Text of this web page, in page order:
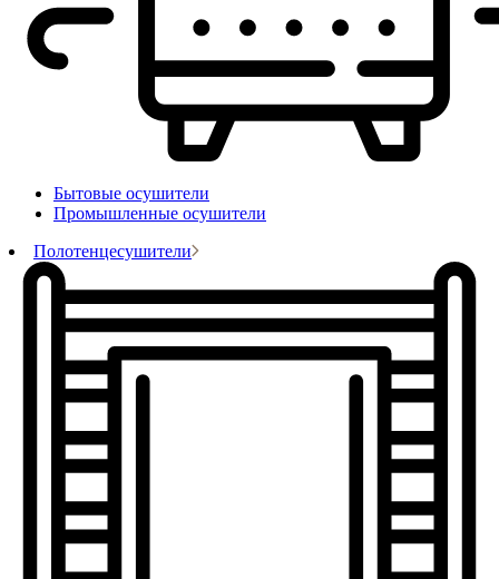
Бытовые осушители
Промышленные осушители
Полотенцесушители